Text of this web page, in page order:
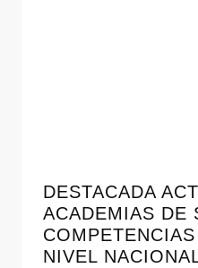
DESTACADA
ACADEMIAS DE
NIVEL